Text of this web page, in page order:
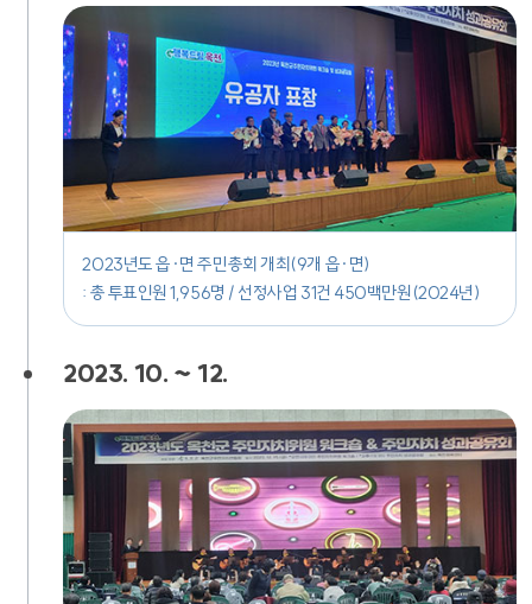
2023년도 읍·면 주민총회 개최(9개 읍·면)
: 총 투표인원 1,956명 / 선정사업 31건 450백만원(2024년)
2023. 10. ~ 12.